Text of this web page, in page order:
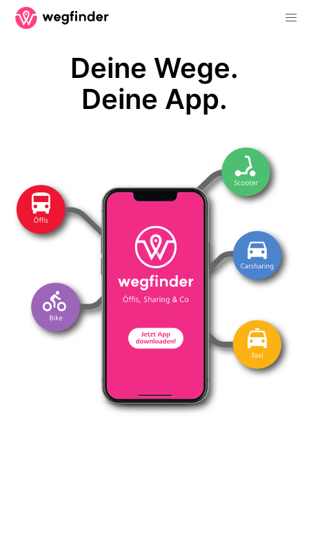
Deine Wege.
Deine App.